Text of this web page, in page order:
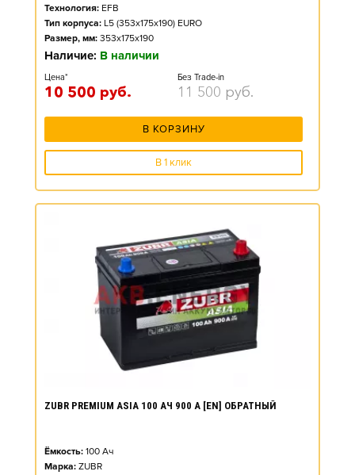
Технология: EFB
Тип корпуса: L5 (353x175x190) EURO
Размер, мм: 353x175x190
Наличие: В наличии
Цена*
10 500 руб.
Без Trade-in
11 500 руб.
В КОРЗИНУ
В 1 клик
ZUBR PREMIUM ASIA 100 АЧ 900 А [EN] ОБРАТНЫЙ
Ёмкость: 100 Ач
Марка: ZUBR